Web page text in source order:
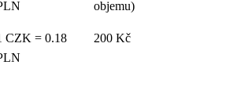
objemu)
CZK = 0.18
200 Kč